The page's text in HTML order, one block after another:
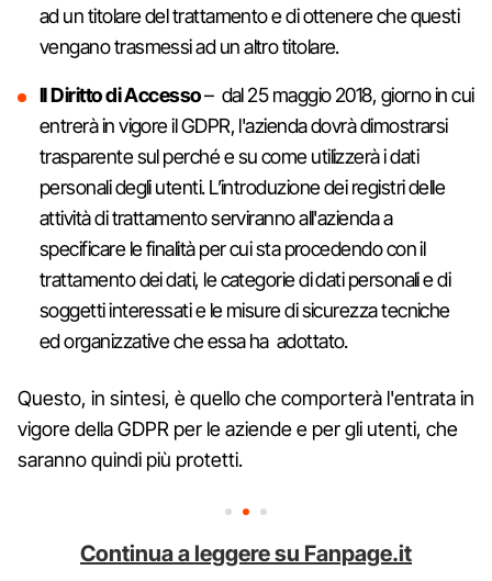
ad un titolare del trattamento e di ottenere che questi
vengano trasmessi ad un altro titolare.
Il Diritto di Accesso– dal 25 maggio 2018, giorno in cui
entrerà in vigore il GDPR, l'azienda dovrà dimostrarsi
trasparente sul perché e su come utilizzerà i dati
personali degli utenti. L’introduzione dei registri delle
attività di trattamento serviranno all'azienda a
specificare le finalità per cui sta procedendo con il
trattamento dei dati, le categorie di dati personali e di
soggetti interessati e le misure di sicurezza tecniche
ed organizzative che essa ha adottato.
Questo, in sintesi, è quello che comporterà l'entrata in
vigore della GDPR per le aziende e per gli utenti, che
saranno quindi più protetti.
Continua a leggere su Fanpage.it